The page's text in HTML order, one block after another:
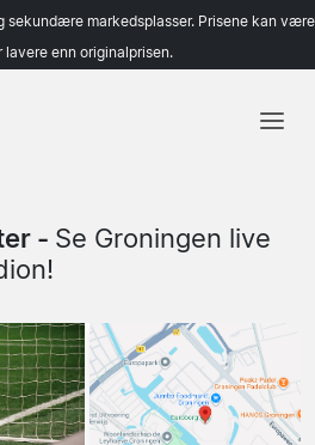
sekundære markedsplasser. Prisene kan være
lavere enn originalprisen.
Lag
Ligaer
- Se Groningen live